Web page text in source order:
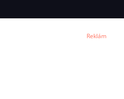
Reklám